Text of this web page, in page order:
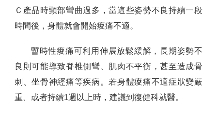
Ｃ產品時頸部彎曲過多，當這些姿勢不良持續一段
時間後，身體就會開始痠痛不適。
暫時性痠痛可利用伸展放鬆緩解，長期姿勢不
良則可能導致脊椎側彎、肌肉不平衡，甚至造成骨
刺、坐骨神經痛等疾病。若身體痠痛不適症狀變嚴
重、或者持續1週以上時，建議到復健科就醫。